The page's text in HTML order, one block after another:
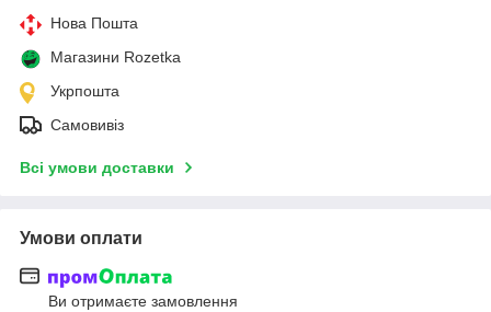
Нова Пошта
Магазини Rozetka
Укрпошта
Самовивіз
Всі умови доставки
Умови оплати
Ви отримаєте замовлення